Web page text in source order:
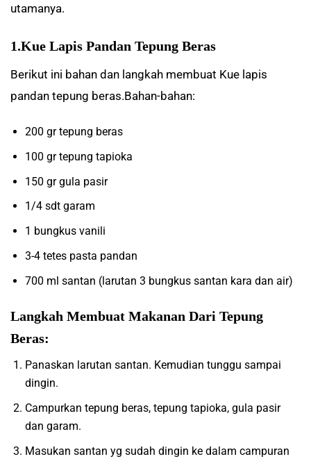
utamanya.
1.Kue Lapis Pandan Tepung Beras
Berikut ini bahan dan langkah membuat Kue lapis
pandan tepung beras.Bahan-bahan:
200 gr tepung beras
100 gr tepung tapioka
150 gr gula pasir
1/4 sdt garam
1 bungkus vanili
3-4 tetes pasta pandan
700 ml santan (larutan 3 bungkus santan kara dan air)
Langkah Membuat Makanan Dari Tepung
Beras:
Panaskan larutan santan. Kemudian tunggu sampai
dingin.
Campurkan tepung beras, tepung tapioka, gula pasir
dan garam.
Masukan santan yg sudah dingin ke dalam campuran